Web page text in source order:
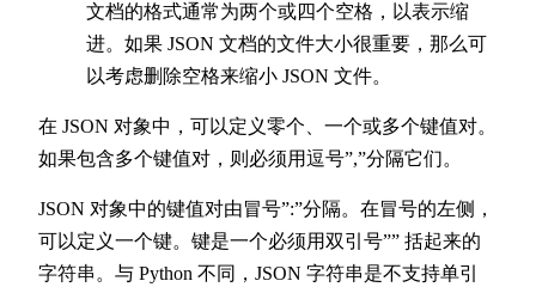
文档的格式通常为两个或四个空格，以表示缩
进。如果 JSON 文档的文件大小很重要，那么可
以考虑删除空格来缩小 JSON 文件。
在 JSON 对象中，可以定义零个、一个或多个键值对。
如果包含多个键值对，则必须用逗号”,”分隔它们。
JSON 对象中的键值对由冒号”:”分隔。在冒号的左侧，
可以定义一个键。键是一个必须用双引号”” 括起来的
字符串。与 Python 不同，JSON 字符串是不支持单引